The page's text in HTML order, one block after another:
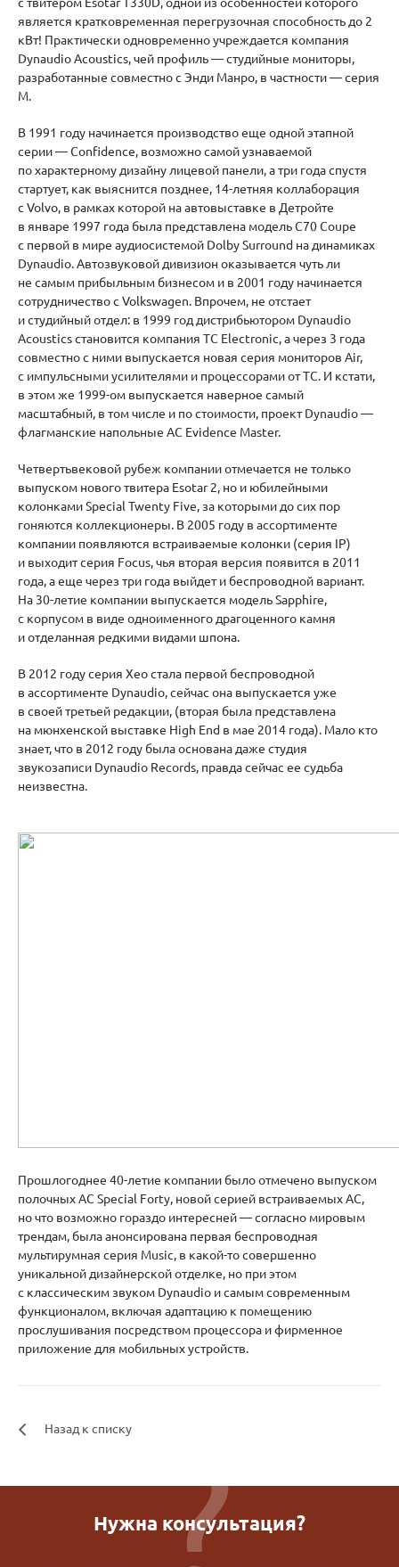
является кратковременная перегрузочная способность до 2
кВт! Практически одновременно учреждается компания
Dynaudio Acoustics, чей профиль — студийные мониторы,
разработанные совместно с Энди Манро, в частности — серия
М.
В 1991 году начинается производство еще одной этапной
серии — Confidence, возможно самой узнаваемой
по характерному дизайну лицевой панели, а три года спустя
стартует, как выяснится позднее, 14-летняя коллаборация
с Volvo, в рамках которой на автовыставке в Детройте
в январе 1997 года была представлена модель C70 Coupe
с первой в мире аудиосистемой Dolby Surround на динамиках
Dynaudio. Автозвуковой дивизион оказывается чуть ли
не самым прибыльным бизнесом и в 2001 году начинается
сотрудничество с Volkswagen. Впрочем, не отстает
и студийный отдел: в 1999 год дистрибьютором Dynaudio
Acoustics становится компания TC Electronic, а через 3 года
совместно с ними выпускается новая серия мониторов Air,
с импульсными усилителями и процессорами от TC. И кстати,
в этом же 1999-ом выпускается наверное самый
масштабный, в том числе и по стоимости, проект Dynaudio —
флагманские напольные АС Evidence Master.
Четвертьвековой рубеж компании отмечается не только
выпуском нового твитера Esotar 2, но и юбилейными
колонками Special Twenty Five, за которыми до сих пор
гоняются коллекционеры. В 2005 году в ассортименте
компании появляются встраиваемые колонки (серия IP)
и выходит серия Focus, чья вторая версия появится в 2011
года, а еще через три года выйдет и беспроводной вариант.
На 30-летие компании выпускается модель Sapphire,
с корпусом в виде одноименного драгоценного камня
и отделанная редкими видами шпона.
В 2012 году серия Xeo стала первой беспроводной
в ассортименте Dynaudio, сейчас она выпускается уже
в своей третьей редакции, (вторая была представлена
на мюнхенской выставке High End в мае 2014 года). Мало кто
знает, что в 2012 году была основана даже студия
звукозаписи Dynaudio Records, правда сейчас ее судьба
неизвестна.
Прошлогоднее 40-летие компании было отмечено выпуском
полочных АС Special Forty, новой серией встраиваемых АС,
но что возможно гораздо интересней — согласно мировым
трендам, была анонсирована первая беспроводная
мультирумная серия Music, в какой-то совершенно
уникальной дизайнерской отделке, но при этом
с классическим звуком Dynaudio и самым современным
функционалом, включая адаптацию к помещению
прослушивания посредством процессора и фирменное
приложение для мобильных устройств.
Назад к списку
Нужна консультация?